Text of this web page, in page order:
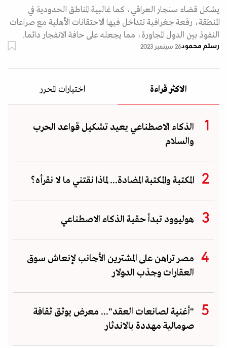
يشكل قضاء سنجار العراقي، كما غالبية المناطق الحدودية في
المنطقة، رقعة جغرافية تتداخل فيها الاحتقانات الأهلية مع صراعات
النفوذ بين الدول المجاورة، مما يجعله على حافة الانفجار دائما.
رستم محمود26 سبتمبر 2023
الاكثر قراءة اختيارات المحرر
الذكاء الاصطناعي يعيد تشكيل قواعد الحرب
والسلام
المكتبة والمكتبة المضادة... لماذا نقتني ما لا نقرأه؟
هوليوود تبدأ حقبة الذكاء الاصطناعي
مصر تراهن على المشترين الأجانب لإنعاش سوق
العقارات وجذب الدولار
"أغنية لصانعات العقد"... معرض يوثق ثقافة
صومالية مهددة بالاندثار